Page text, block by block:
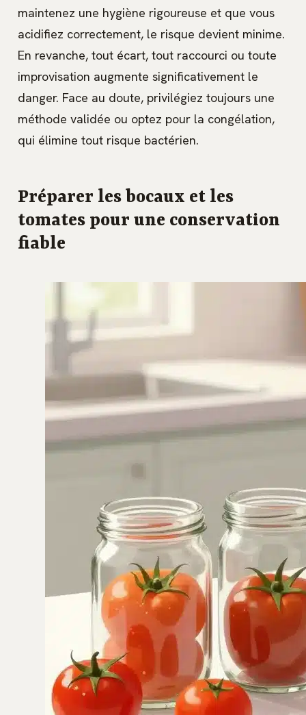
maintenez une hygiène rigoureuse et que vous
acidifiez correctement, le risque devient minime.
En revanche, tout écart, tout raccourci ou toute
improvisation augmente significativement le
danger. Face au doute, privilégiez toujours une
méthode validée ou optez pour la congélation,
qui élimine tout risque bactérien.
Préparer les bocaux et les
tomates pour une conservation
fiable